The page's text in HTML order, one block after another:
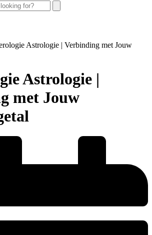
Astrologie | Verbinding met Jouw
Astrologie |
met Jouw